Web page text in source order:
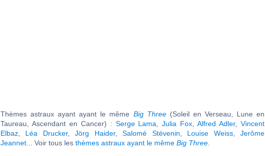
Thèmes astraux ayant ayant le même Big Three(Soleil en Verseau, Lune en
Taureau, Ascendant en Cancer) : Serge Lama ,Julia Fox ,Alfred Adler,Vincent
Elbaz
Léa Drucker,Jörg Haider,Salomé Stévenin Louise Weiss,Jerôme
Jeannet ... Voir tous les thèmes astraux ayant le même Big Three